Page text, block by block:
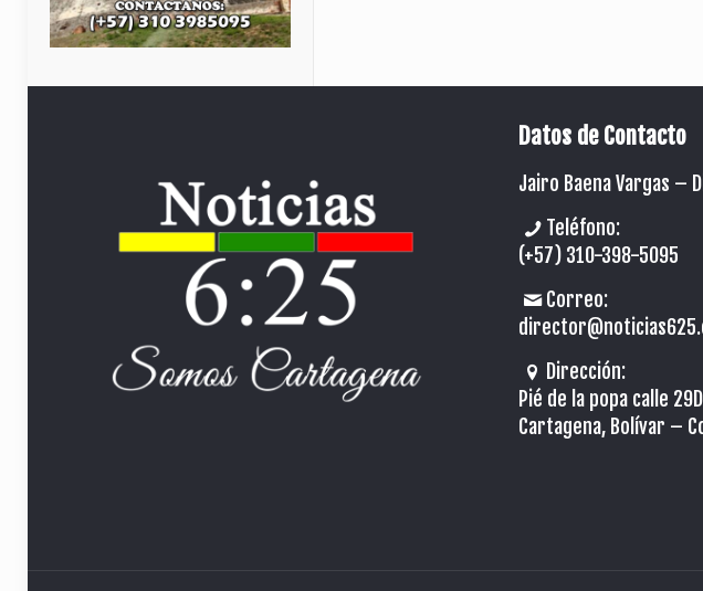
Datos de Contacto
Jairo Baena Vargas –
Teléfono:
(+57) 310-398-5095
Correo:
Dirección:
Pié de la popa calle
Cartagena, Bolívar –